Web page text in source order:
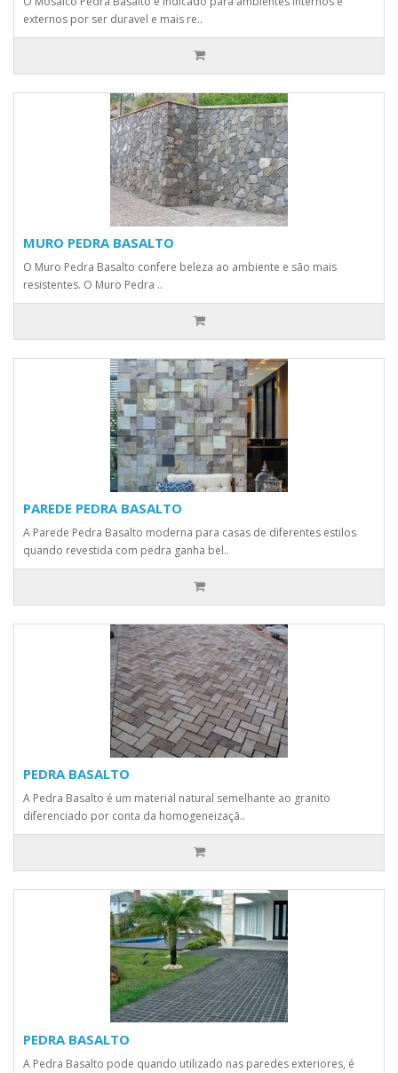
externos por ser duravel e mais re..
MURO PEDRA BASALTO
O Muro Pedra Basalto confere beleza ao ambiente e são mais
resistentes. O Muro Pedra ..
PAREDE PEDRA BASALTO
A Parede Pedra Basalto moderna para casas de diferentes estilos
quando revestida com pedra ganha bel..
PEDRA BASALTO
A Pedra Basalto é um material natural semelhante ao granito
diferenciado por conta da homogeneizaçã..
PEDRA BASALTO
A Pedra Basalto pode quando utilizado nas paredes exteriores, é